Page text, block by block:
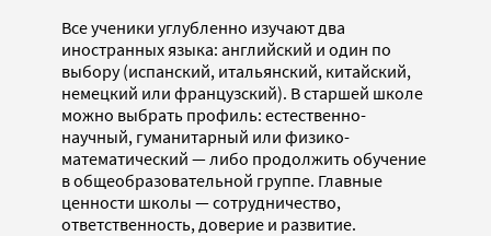
Все ученики углубленно изучают два
иностранных языка: английский и один по
выбору (испанский, итальянский, китайский,
немецкий или французский). В старшей школе
можно выбрать профиль: естественно-
научный, гуманитарный или физико-
математический — либо продолжить обучение
в общеобразовательной группе. Главные
ценности школы — сотрудничество,
ответственность, доверие и развитие.